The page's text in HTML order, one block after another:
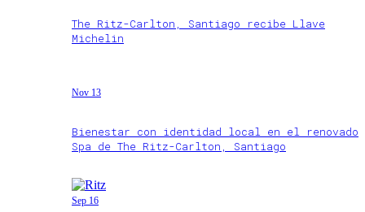
The Ritz-Carlton, Santiago recibe Llave
Michelin
Nov 13
Bienestar con identidad local en el renovado
Spa de The Ritz-Carlton, Santiago
Sep 16